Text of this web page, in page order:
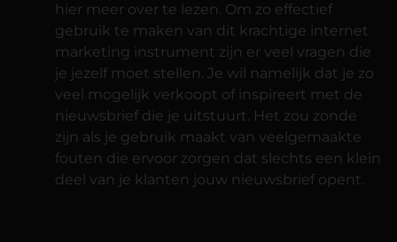
hier meer over te lezen. Om zo effectief
gebruik te maken van dit krachtige internet
marketing instrument zijn er veel vragen die
je jezelf moet stellen. Je wil namelijk dat je zo
veel mogelijk verkoopt of inspireert met de
nieuwsbrief die je uitstuurt. Het zou zonde
zijn als je gebruik maakt van veelgemaakte
fouten die ervoor zorgen dat slechts een klein
deel van je klanten jouw nieuwsbrief opent.